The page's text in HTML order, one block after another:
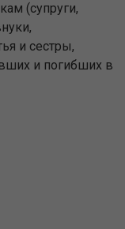
(супруги,
и сестры,
и погибших в